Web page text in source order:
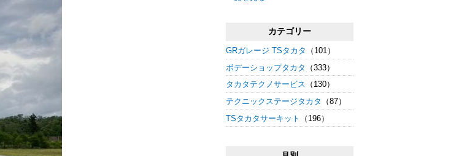
カテゴリー
GRガレージ TSタカタ
（101）
ボデーショップタカタ
（333）
タカタテクノサービス （130）
テクニックステージタカタ
（87）
TSタカタサーキット
（196）